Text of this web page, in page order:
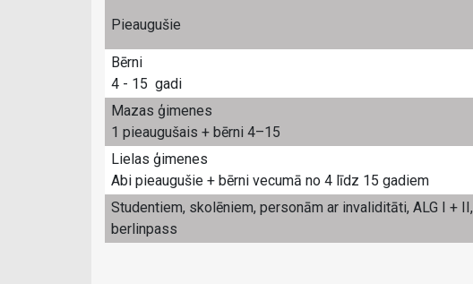
Pieaugušie
Bērni
4 - 15 gadi
Mazas ģimenes
1 pieaugušais + bērni 4–15
Lielas ģimenes
Abi pieaugušie + bērni vecumā no 4 līdz 15 gadiem
Studentiem, skolēniem, personām ar invaliditāti, ALG I + II,
berlinpass